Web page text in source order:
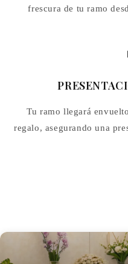
frescura de tu ramo
Tu ramo llegará
regalo, asegurando una